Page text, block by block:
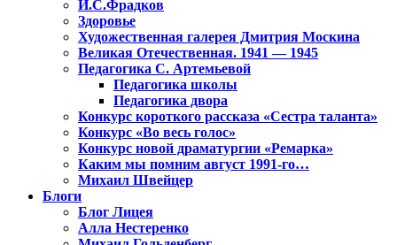
И.С.Фрадков
Здоровье
Художественная галерея Дмитрия Москина
Великая Отечественная. 1941 — 1945
Педагогика С. Артемьевой
Педагогика школы
Педагогика двора
Конкурс короткого рассказа «Сестра таланта»
Конкурс «Во весь голос»
Конкурс новой драматургии «Ремарка»
Каким мы помним август 1991-го…
Михаил Швейцер
Блоги
Блог Лицея
Алла Нестеренко